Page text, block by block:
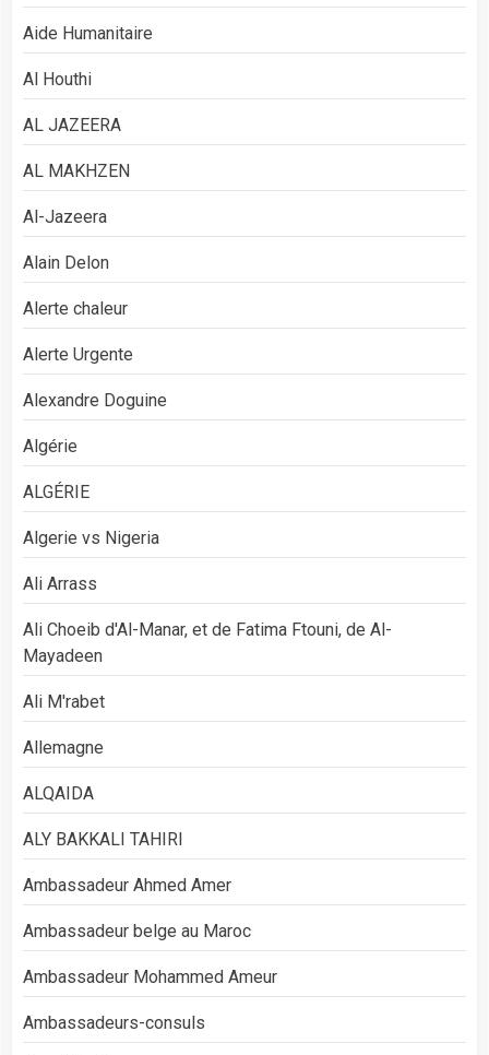
Aide Humanitaire
Al Houthi
AL JAZEERA
AL MAKHZEN
Al-Jazeera
Alain Delon
Alerte chaleur
Alerte Urgente
Alexandre Doguine
Algérie
ALGÉRIE
Algerie vs Nigeria
Ali Arrass
Ali Choeib d'Al-Manar, et de Fatima Ftouni, de Al-
Mayadeen
Ali M'rabet
Allemagne
ALQAIDA
ALY BAKKALI TAHIRI
Ambassadeur Ahmed Amer
Ambassadeur belge au Maroc
Ambassadeur Mohammed Ameur
Ambassadeurs-consuls